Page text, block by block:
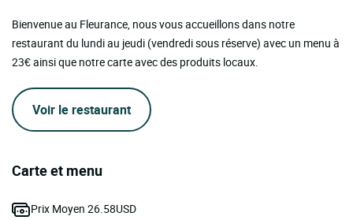
Bienvenue au Fleurance, nous vous accueillons dans notre
restaurant du lundi au jeudi (vendredi sous réserve) avec un menu à
23€ ainsi que notre carte avec des produits locaux.
Voir le restaurant
Carte et menu
Prix Moyen 26.58USD